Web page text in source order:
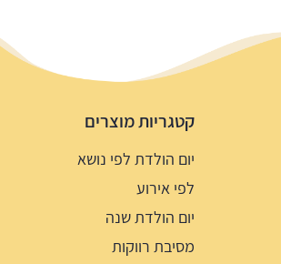
קטגריות מוצרים
יום הולדת לפי נושא
לפי אירוע
יום הולדת שנה
מסיבת רווקות